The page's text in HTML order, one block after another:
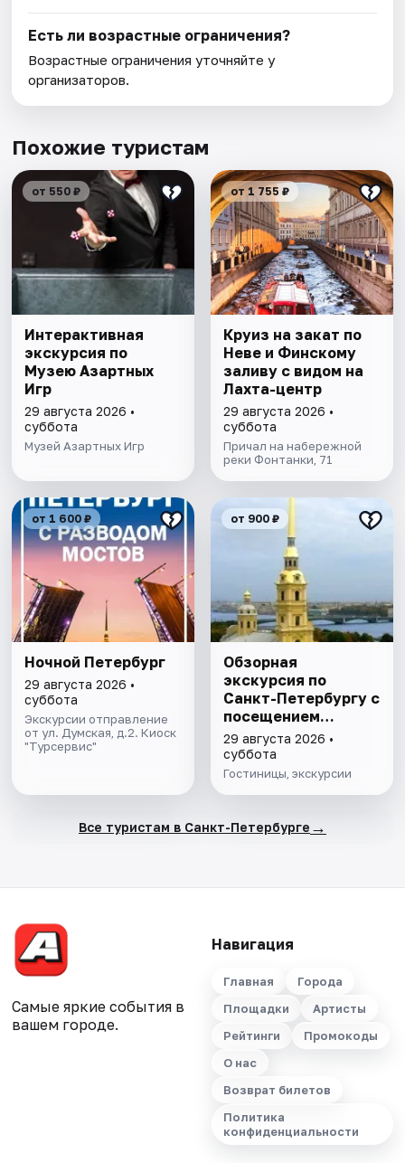
Есть ли возрастные ограничения?
Возрастные ограничения уточняйте у
организаторов.
Похожие туристам
от 550 ₽
Интерактивная
экскурсия по
Музею Азартных
Игр
29 августа 2026 •
суббота
Музей Азартных Игр
от 1 755 ₽
Круиз на закат по
Неве и Финскому
заливу с видом на
Лахта-центр
29 августа 2026 •
суббота
Причал на набережной
реки Фонтанки, 71
от 1 600 ₽
Ночной Петербург
29 августа 2026 •
суббота
Экскурсии отправление
от ул. Думская, д.2. Киоск
"Турсервис"
от 900 ₽
Обзорная
экскурсия по
Санкт-Петербургу с
посещением
Петропавловской
крепости
29 августа 2026 •
суббота
Гостиницы, экскурсии
Все туристам в Санкт-Петербурге →
Самые яркие события в
вашем городе.
Навигация
Главная
Города
Площадки
Артисты
Рейтинги
Промокоды
О нас
Возврат билетов
Политика
конфиденциальности